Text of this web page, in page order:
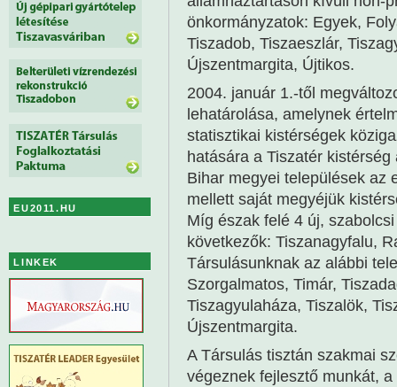
önkormányzatok: Egyek,
Tiszadob, Tiszaeszlár,
Újszentmargita, Újtikos.
2004. január 1.-től
lehatárolása, amelynek
statisztikai kistérségek
hatására a Tiszatér
Bihar megyei települések az
mellett saját megyéjük
Míg észak felé 4 új,
következők: Tiszanagyfalu,
Társulásunknak az alábbi
Szorgalmatos, Timár,
Tiszagyulaháza, Tiszalök,
Újszentmargita.
A Társulás tisztán szakmai
végeznek fejlesztő munkát,
EU2011.HU
LINKEK